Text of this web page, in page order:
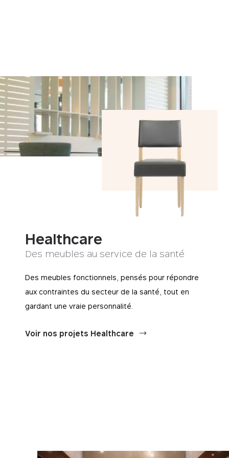
Healthcare
Des meubles au service de la santé
Des meubles fonctionnels, pensés pour répondre
aux contraintes du secteur de la santé, tout en
gardant une vraie personnalité.
Voir nos projets Healthcare